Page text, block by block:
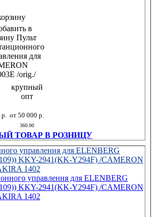
р.
крупный
опт
от 50 000 р.
360.00
ТОВАР В РОЗНИЦУ
управления для ELENBERG
KKY-2941(KK-Y294F) /CAMERON
1402